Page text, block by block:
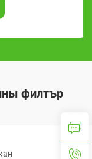
филтър